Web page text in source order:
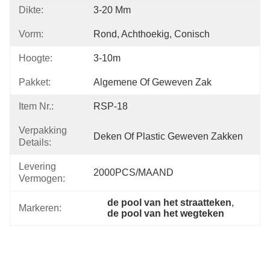
Dikte: 3-20 Mm
Vorm: Rond, Achthoekig, Conisch
Hoogte: 3-10m
Pakket: Algemene Of Geweven Zak
Item Nr.: RSP-18
Verpakking
Details:
Deken Of Plastic Geweven Zakken
Levering
Vermogen:
2000PCS/MAAND
Markeren:
de pool van het straatteken,
de pool van het wegteken